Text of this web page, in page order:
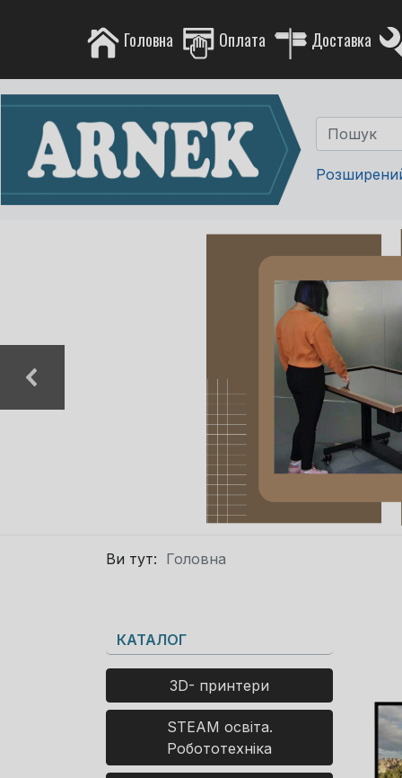
Головна Оплата Доставка
Ви тут: Головна
КАТАЛОГ
3D- принтери
STEAM освіта.
Робототехніка